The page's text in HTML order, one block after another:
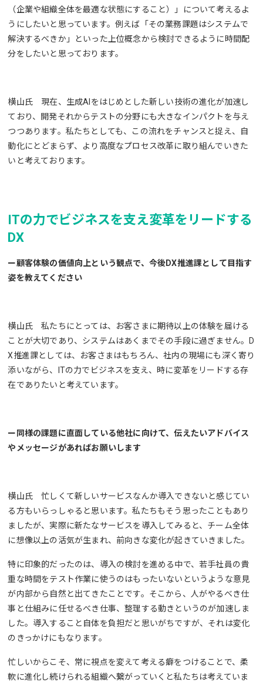
（企業や組織全体を最適な状態にすること）」について考えるよ
うにしたいと思っています。例えば「その業務課題はシステムで
解決するべきか」といった上位概念から検討できるように時間配
分をしたいと思っております。
横山氏 現在、生成AIをはじめとした新しい技術の進化が加速し
ており、開発それからテストの分野にも大きなインパクトを与え
つつあります。私たちとしても、この流れをチャンスと捉え、自
動化にとどまらず、より高度なプロセス改革に取り組んでいきた
いと考えております。
ITの力でビジネスを支え変革をリードする
DX
ー顧客体験の価値向上という観点で、今後DX推進課として目指す
姿を教えてください
横山氏 私たちにとっては、お客さまに期待以上の体験を届ける
ことが大切であり、システムはあくまでその手段に過ぎません。D
X推進課としては、お客さまはもちろん、社内の現場にも深く寄り
添いながら、ITの力でビジネスを支え、時に変革をリードする存
在でありたいと考えています。
ー同様の課題に直面している他社に向けて、伝えたいアドバイス
やメッセージがあればお願いします
横山氏 忙しくて新しいサービスなんか導入できないと感じてい
る方もいらっしゃると思います。私たちもそう思ったこともあり
ましたが、実際に新たなサービスを導入してみると、チーム全体
に想像以上の活気が生まれ、前向きな変化が起きていきました。
特に印象的だったのは、導入の検討を進める中で、若手社員の貴
重な時間をテスト作業に使うのはもったいないというような意見
が内部から自然と出てきたことです。そこから、人がやるべき仕
事と仕組みに任せるべき仕事、整理する動きというのが加速しま
した。導入すること自体を負担だと思いがちですが、それは変化
のきっかけにもなります。
忙しいからこそ、常に視点を変えて考える癖をつけることで、柔
軟に進化し続けられる組織へ繋がっていくと私たちは考えていま